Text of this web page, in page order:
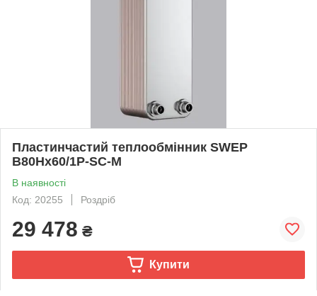
Пластинчастий теплообмінник SWEP
B80Hx60/1P-SC-M
В наявності
Код: 20255
Роздріб
29 478 ₴
Купити